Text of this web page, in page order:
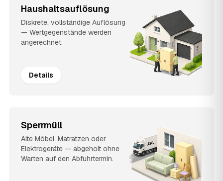
Haushaltsauflösung
Diskrete, vollständige Auflösung
— Wertgegenstände werden
angerechnet.
Details
Sperrmüll
Alte Möbel, Matratzen oder
Elektrogeräte — abgeholt ohne
Warten auf den Abfuhrtermin.